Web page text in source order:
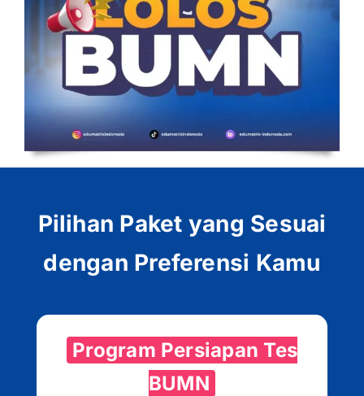
Pilihan Paket yang Sesuai
dengan Preferensi Kamu
Program Persiapan Tes
BUMN